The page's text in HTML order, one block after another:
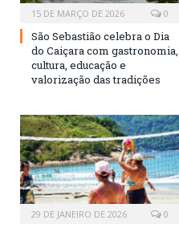
15 DE MARÇO DE 2026 0
São Sebastião celebra o Dia
do Caiçara com gastronomia,
cultura, educação e
valorização das tradições
29 DE JANEIRO DE 2026 0